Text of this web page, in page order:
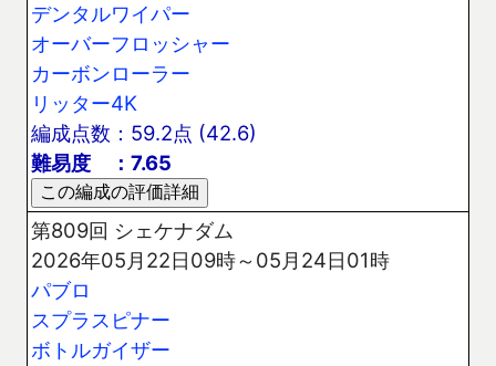
デンタルワイパー
オーバーフロッシャー
カーボンローラー
リッター4K
編成点数：59.2点 (42.6)
難易度 ：7.65
第809回 シェケナダム
2026年05月22日09時～05月24日01時
パブロ
スプラスピナー
ボトルガイザー